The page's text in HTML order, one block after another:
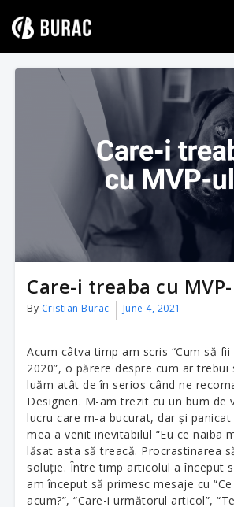
content
Care-i treaba cu
By Cristian Burac June 4, 2021
Acum câtva timp am scris “Cum să fii
2020”, o părere despre cum ar trebui
luăm atât de în serios când ne
Designeri. M-am trezit cu un bum de
lucru care m-a bucurat, dar și
mea a venit inevitabilul “Eu ce naiba
lăsat asta să treacă. Procrastinarea
soluție. Între timp articolul a început
am început să primesc mesaje cu
acum?”, “Care-i următorul articol”,